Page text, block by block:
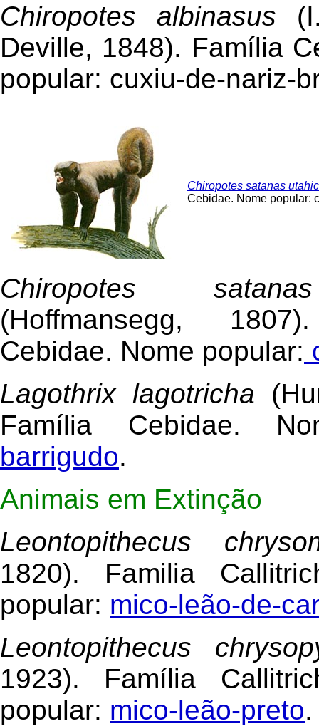
Chiropotes albinasus
Deville, 1848). Família
popular: cuxiu-de-nariz-
Chiropotes satanas
Cebidae. Nome popular:
Chiropotes
(Hoffmansegg,
Cebidae. Nome popular:
Lagothrix lagotricha
Família Cebidae.
barrigudo.
Animais em Extinção
Leontopithecus
1820). Familia
popular: mico-leão-de-
Leontopithecus
1923). Família
popular: mico-leão-preto.